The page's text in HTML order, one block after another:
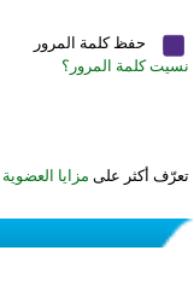
حفظ كلمة المرور
نسيت كلمة المرور؟
تعرّف أكثر على مزايا العضوية